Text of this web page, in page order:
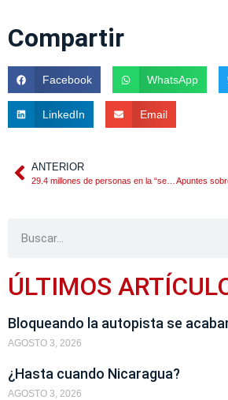
Compartir
Facebook WhatsApp
LinkedIn Email
ANTERIOR
ÚLTIMOS
Bloqueando la autopista se
AGOSTO 3, 2026
¿Hasta cuando Nicaragua?
AGOSTO 3, 2026